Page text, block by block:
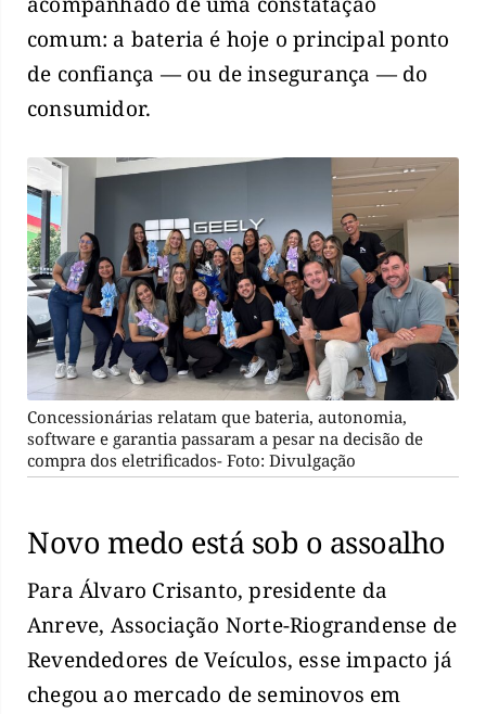
comum: a bateria é hoje o principal ponto
de confiança — ou de insegurança — do
consumidor.
Concessionárias relatam que bateria, autonomia,
software e garantia passaram a pesar na decisão de
compra dos eletrificados- Foto: Divulgação
Novo medo está sob o assoalho
Para Álvaro Crisanto, presidente da
Anreve, Associação Norte-Riograndense de
Revendedores de Veículos, esse impacto já
chegou ao mercado de seminovos em